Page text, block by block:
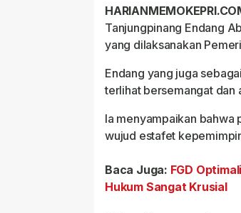
Tanjungpinang Endang
yang dilaksanakan
Endang yang juga
terlihat bersemangat dan
Ia menyampaikan
wujud estafet
Baca Juga: FGD
Hukum Sangat Krusial